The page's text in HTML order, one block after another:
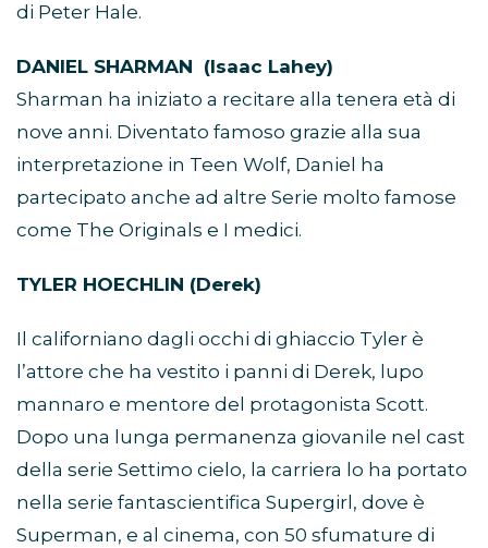
di Peter Hale.
DANIEL SHARMAN (Isaac Lahey)
Sharman ha iniziato a recitare alla tenera età di
nove anni. Diventato famoso grazie alla sua
interpretazione in Teen Wolf, Daniel ha
partecipato anche ad altre Serie molto famose
come The Originals e I medici.
TYLER HOECHLIN (Derek)
Il californiano dagli occhi di ghiaccio Tyler è
l’attore che ha vestito i panni di Derek, lupo
mannaro e mentore del protagonista Scott.
Dopo una lunga permanenza giovanile nel cast
della serie Settimo cielo, la carriera lo ha portato
nella serie fantascientifica Supergirl, dove è
Superman, e al cinema, con 50 sfumature di